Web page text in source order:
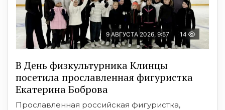
9 АВГУСТА 2026, 9:57 14
В День физкультурника Клинцы
посетила прославленная фигуристка
Екатерина Боброва
Прославленная российская фигуристка,